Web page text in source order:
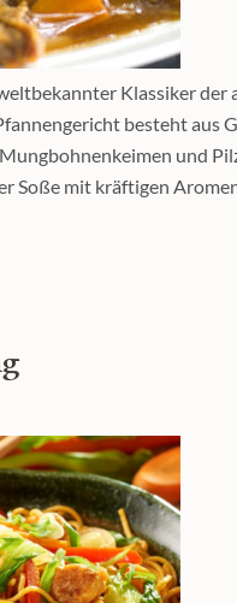
Klassiker der
besteht aus
und
Soße mit kräftigen